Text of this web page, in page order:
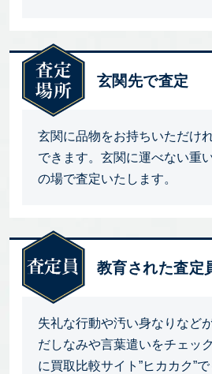
玄関先で査定
玄関に品物をお持ちいただけ
できます。玄関に運べない重
の場で査定いたします。
教育された査定
失礼な行動や汚い身なりなど
だしなみや言葉遣いをチェッ
に買取比較サイト”ヒカカク”